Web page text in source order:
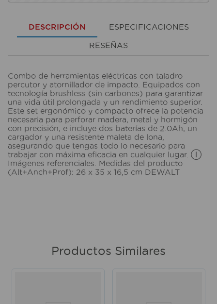
DESCRIPCIÓN ESPECIFICACIONES
RESEÑAS
Combo de herramientas eléctricas con taladro
percutor y atornillador de impacto. Equipados con
tecnología brushless (sin carbones) para garantizar
una vida útil prolongada y un rendimiento superior.
Este set ergonómico y compacto ofrece la potencia
necesaria para perforar madera, metal y hormigón
con precisión, e incluye dos baterías de 2.0Ah, un
cargador y una resistente maleta de lona,
asegurando que tengas todo lo necesario para
trabajar con máxima eficacia en cualquier lugar. Ⓘ
Imágenes referenciales. Medidas del producto
(Alt+Anch+Prof): 26 x 35 x 16,5 cm DEWALT
Productos Similares